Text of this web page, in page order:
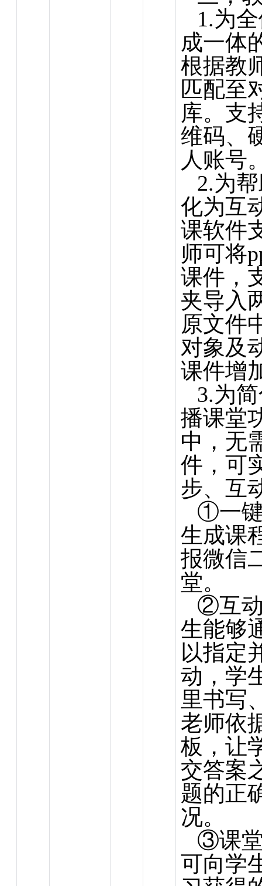
1.为
成一体
根据教
匹配至
库。支
维码、
人账号
2.为
化为互
课软件
师可将
课件，
夹导入
原文件
对象及
课件增
3.为
播课堂
中，无
件，可
步、互
①一
生成课
报微信
堂。
②互
生能够
以指定
动，学
里书写
老师依
板，让
交答案
题的正
况。
③课
可向学